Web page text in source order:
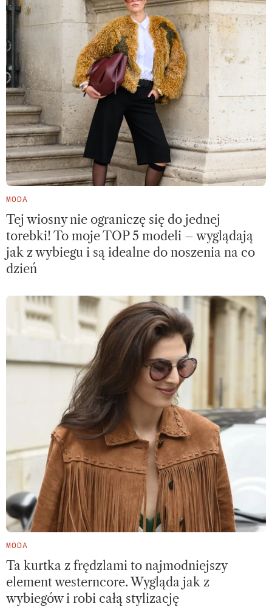
MODA
Tej wiosny nie ograniczę się do jednej
torebki! To moje TOP 5 modeli – wyglądają
jak z wybiegu i są idealne do noszenia na co
dzień
MODA
Ta kurtka z frędzlami to najmodniejszy
element westerncore. Wygląda jak z
wybiegów i robi całą stylizację